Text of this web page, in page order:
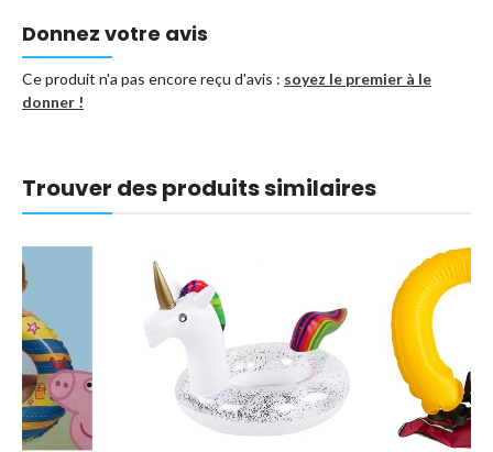
Donnez votre avis
Ce produit n'a pas encore reçu d'avis : soyez le premier à le
donner !
Trouver des produits similaires